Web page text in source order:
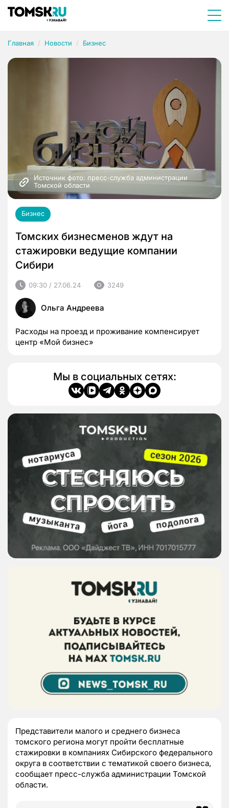
Главная Новости Бизнес
Источник фото: пресс-служба администрации
Томской области
Бизнес
Томских бизнесменов ждут на
стажировки ведущие компании
Сибири
09:30 / 27.06.24 3249
Ольга Андреева
Расходы на проезд и проживание компенсирует
центр «Мой бизнес»
Мы в социальных сетях:
Представители малого и среднего бизнеса
томского региона могут пройти бесплатные
стажировки в компаниях Сибирского федерального
округа в соответствии с тематикой своего бизнеса,
сообщает пресс-служба администрации Томской
области.